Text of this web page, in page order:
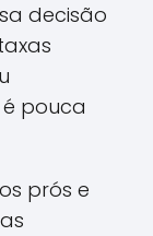
decisão
pouca
prós e